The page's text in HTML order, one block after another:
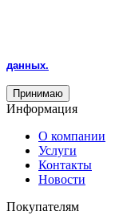
данных.
Принимаю
Информация
О компании
Услуги
Контакты
Новости
Покупателям